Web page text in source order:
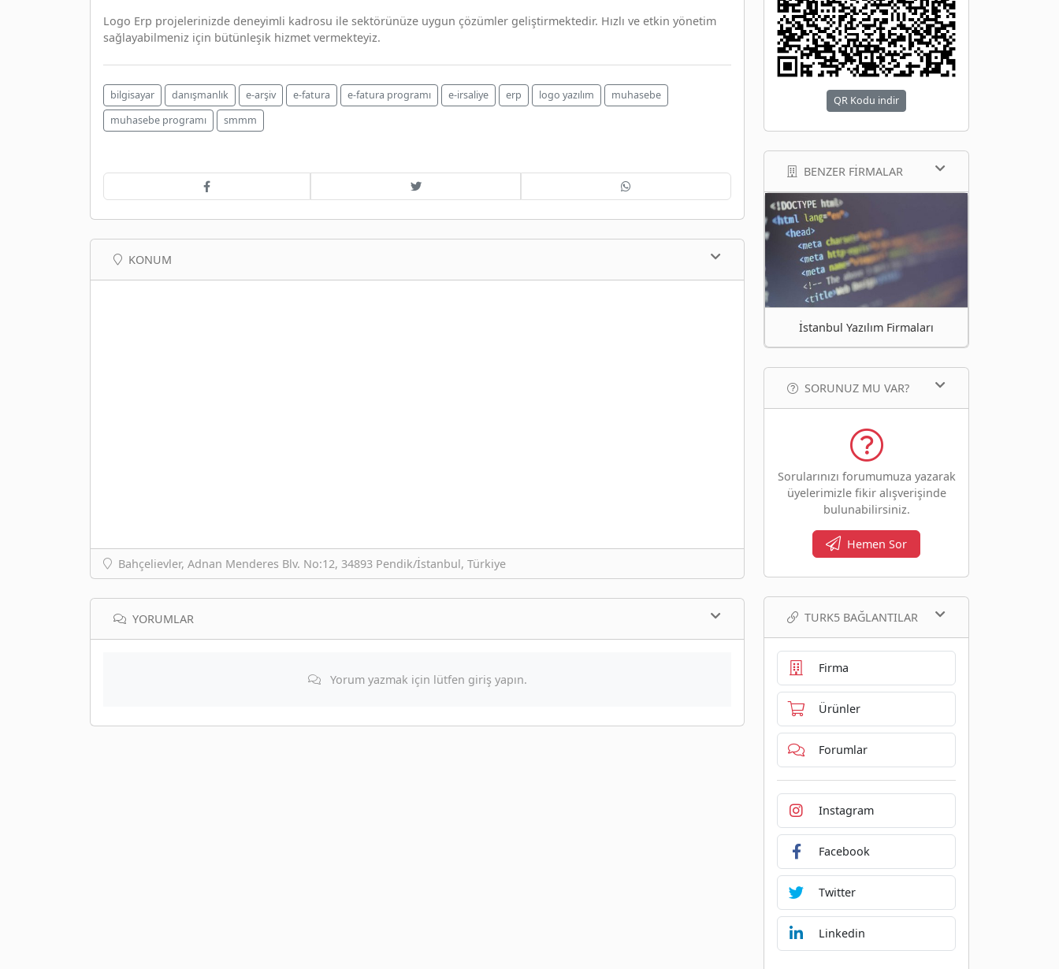
Logo Erp projelerinizde deneyimli kadrosu ile sektörünüze uygun çözümler geliştirmektedir. Hızlı ve etkin yönetim
sağlayabilmeniz için bütünleşik hizmet vermekteyiz.
bilgisayar danışmanlık e-arşiv e-fatura e-fatura programı e-irsaliye erp logo yazılım
muhasebe
muhasebe programı
smmm
KONUM
Bahçelievler, Adnan Menderes Blv. No:12, 34893 Pendik/İstanbul, Türkiye
YORUMLAR
Yorum yazmak için lütfen giriş yapın.
QR Kodu indir
BENZER FIRMALAR
İstanbul Yazılım Firmaları
SORUNUZ MU VAR?
Sorularınızı forumumuza yazarak
üyelerimizle fikir alışverişinde
bulunabilirsiniz.
Hemen Sor
TURK5 BAĞLANTILAR
Firma
Ürünler
Forumlar
Instagram
Facebook
Twitter
Linkedin